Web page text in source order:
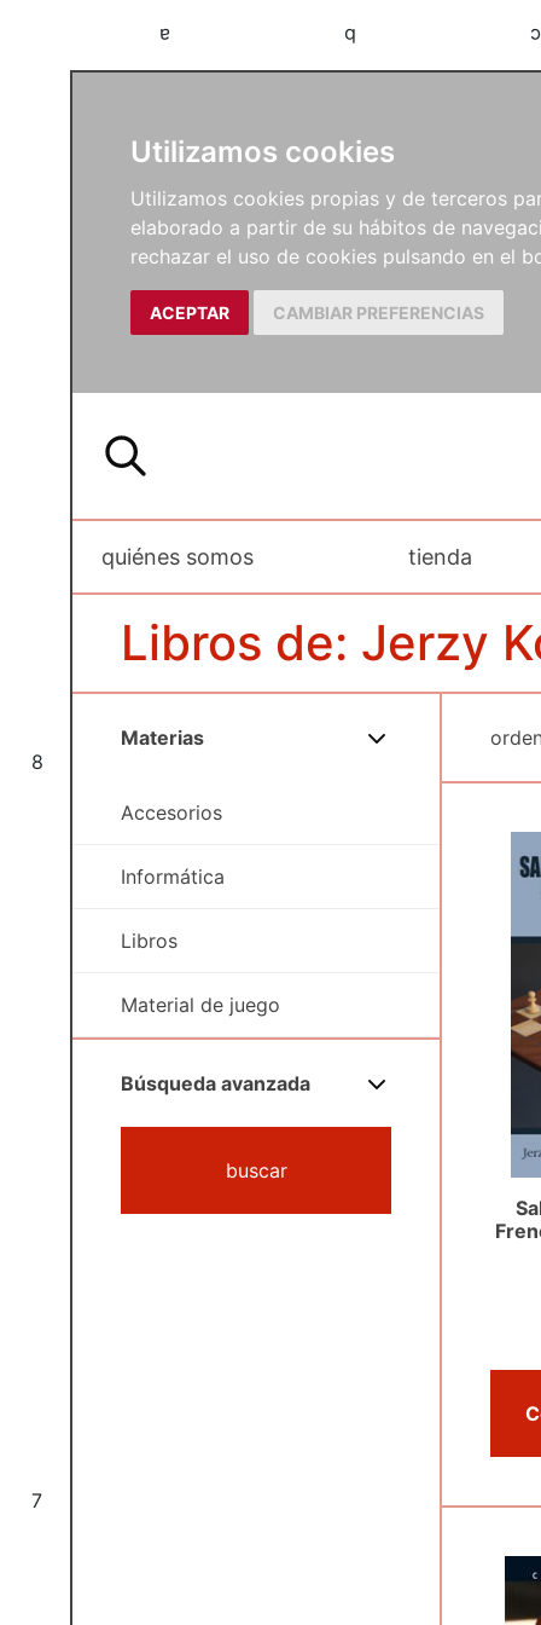
Utilizamos cookies
Utilizamos cookies propias y de terceros
elaborado a partir de su hábitos de
rechazar el uso de cookies pulsando en el
ACEPTAR CAMBIAR PREFERENCIAS
a b c
8
7
quiénes somos tienda
Libros de: Jerzy
Materias
Accesorios
Informática
Libros
Material de juego
Búsqueda avanzada
buscar